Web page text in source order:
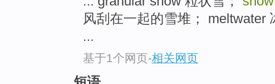
风刮在一起的雪堆； meltwater
...
基于1个网页-相关网页